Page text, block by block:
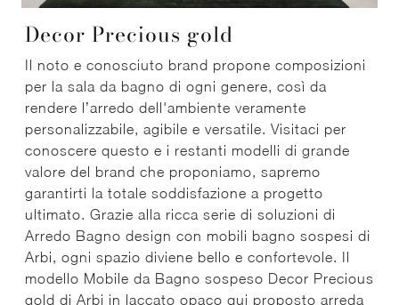
Decor Precious gold
Il noto e conosciuto brand propone composizioni
per la sala da bagno di ogni genere, così da
rendere l’arredo dell'ambiente veramente
personalizzabile, agibile e versatile. Visitaci per
conoscere questo e i restanti modelli di grande
valore del brand che proponiamo, sapremo
garantirti la totale soddisfazione a progetto
ultimato. Grazie alla ricca serie di soluzioni di
Arredo Bagno design con mobili bagno sospesi di
Arbi, ogni spazio diviene bello e confortevole. Il
modello Mobile da Bagno sospeso Decor Precious
gold di Arbi in laccato opaco qui proposto arreda